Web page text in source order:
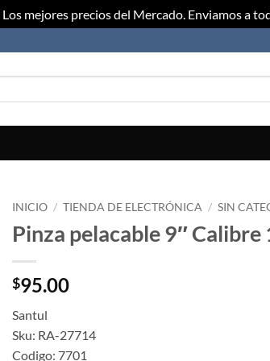
Los mejores precios del Mercado. Enviamos a
INICIO / TIENDA DE ELECTRÓNICA / SIN
Pinza pelacable 9″ Calibre
$95.00
Santul
Sku: RA-27714
Codigo: 7701